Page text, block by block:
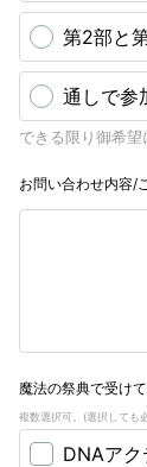
第2部と
通しで参
できる限り御希
お問い合わせ内容/
魔法の祭典で受け
複数選択可。(選択しても
DNAア